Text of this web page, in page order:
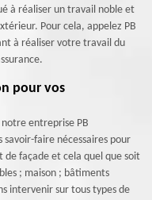
à réaliser un travail noble et
Pour cela, appelez PB
à réaliser votre travail du
pour vos
entreprise PB
savoir-faire nécessaires pour
façade et cela quel que soit
; maison ; bâtiments
intervenir sur tous types de